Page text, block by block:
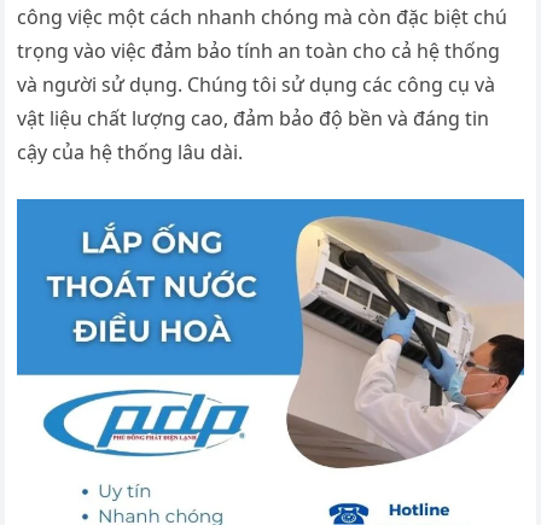
công việc một cách nhanh chóng mà còn đặc biệt chú
trọng vào việc đảm bảo tính an toàn cho cả hệ thống
và người sử dụng. Chúng tôi sử dụng các công cụ và
vật liệu chất lượng cao, đảm bảo độ bền và đáng tin
cậy của hệ thống lâu dài.